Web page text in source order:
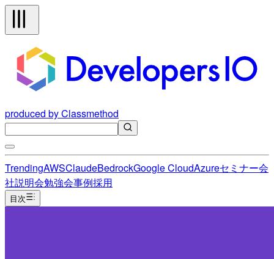
produced by Classmethod
TrendingAWSClaudeBedrockGoogle CloudAzureセミナー会
社説明会勉強会事例採用
目次